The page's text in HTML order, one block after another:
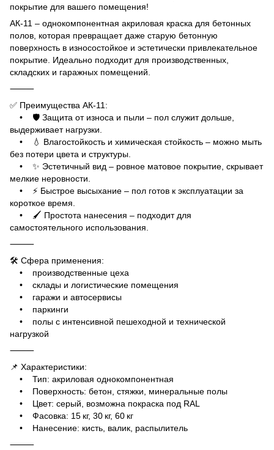
покрытие для вашего помещения!
АК‑11 – однокомпонентная акриловая краска для бетонных
полов, которая превращает даже старую бетонную
поверхность в износостойкое и эстетически привлекательное
покрытие. Идеально подходит для производственных,
складских и гаражных помещений.
⸻
✅ Преимущества АК‑11:
• 🛡 Защита от износа и пыли – пол служит дольше,
выдерживает нагрузки.
• 💧 Влагостойкость и химическая стойкость – можно мыть
без потери цвета и структуры.
• ✨ Эстетичный вид – ровное матовое покрытие, скрывает
мелкие неровности.
• ⚡ Быстрое высыхание – пол готов к эксплуатации за
короткое время.
• 🖌 Простота нанесения – подходит для
самостоятельного использования.
⸻
🛠 Сфера применения:
• производственные цеха
• склады и логистические помещения
• гаражи и автосервисы
• паркинги
• полы с интенсивной пешеходной и технической
нагрузкой
⸻
📌 Характеристики:
• Тип: акриловая однокомпонентная
• Поверхность: бетон, стяжки, минеральные полы
• Цвет: серый, возможна покраска под RAL
• Фасовка: 15 кг, 30 кг, 60 кг
• Нанесение: кисть, валик, распылитель
⸻